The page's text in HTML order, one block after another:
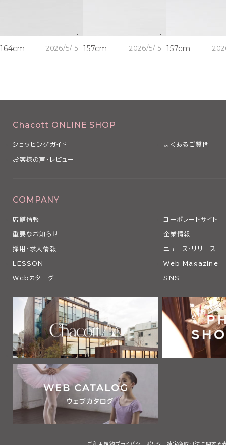
164cm 2026/5/15 157cm 2026/5/15 157cm
Chacott ONLINE SHOP
ショッピングガイド よくあるご質問
お客様の声・レビュー
COMPANY
店舗情報 コーポレートサイト
重要なお知らせ 企業情報
採用・求人情報 ニュース・リリース
LESSON Web Magazine
Webカタログ SNS